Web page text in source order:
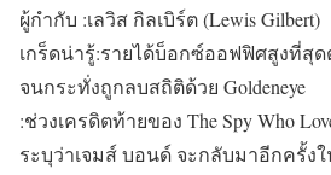
ผู้กำกับ :เลวิส กิลเบิร์ต (Lewis Gilbert)
เกร็ดน่ารู้:รายได้บ็อกซ์ออฟฟิศสูงที่สุ
จนกระทั่งถูกลบสถิติด้วย Goldeneye
:ช่วงเครดิตท้ายของ The Spy Who
ระบุว่าเจมส์ บอนด์ จะกลับมาอีกครั้งใ